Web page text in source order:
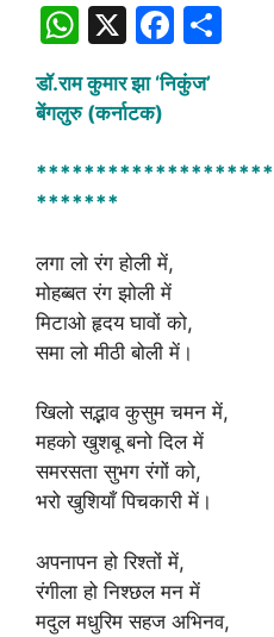
W
at
s
A
p
p
X
F
a
c
b
डॉ.राम कुमार झा ‘निकुंज’
बेंगलुरु (कर्नाटक)
*******
लगा लो रंग होली में,
मोहब्बत रंग झोली में
मिटाओ हृदय घावों को,
समा लो मीठी बोली में।
खिलो सद्भाव कुसुम चमन में,
महको खुशबू बनो दिल में
समरसता सुभग रंगों को,
भरो खुशियाँ पिचकारी में।
अपनापन हो रिश्तों में,
रंगीला हो निश्छल मन में
मदुल मधुरिम सहज अभिनव,